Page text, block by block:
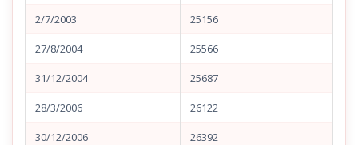
2/7/2003 25156
27/8/2004 25566
31/12/2004 25687
28/3/2006 26122
30/12/2006 26392